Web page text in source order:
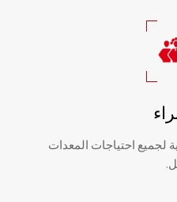
احتياجات المعدات